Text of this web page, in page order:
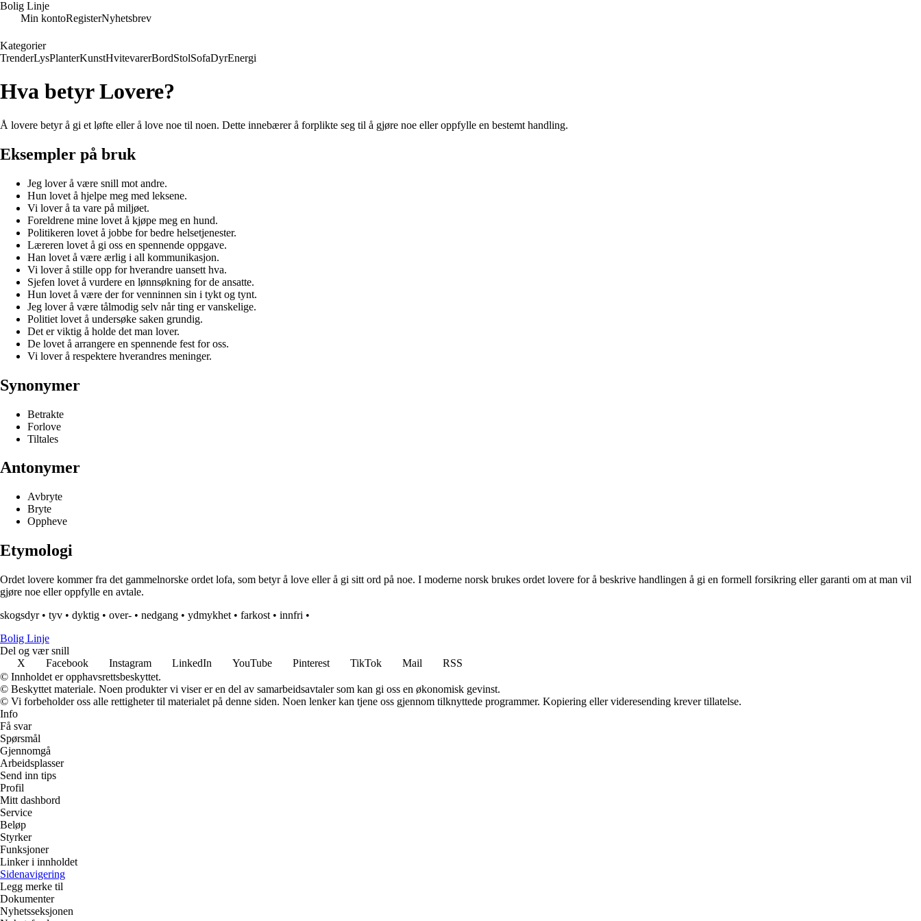
Bolig Linje
Min kontoRegisterNyhetsbrev
Kategorier
TrenderLysPlanterKunstHvitevarerBordStolSofaDyrEnergi
Hva betyr Lovere?
Å lovere betyr å gi et løfte eller å love noe til noen. Dette innebærer å forplikte seg til å gjøre noe eller oppfylle en bestemt handling.
Eksempler på bruk
Jeg lover å være snill mot andre.
Hun lovet å hjelpe meg med leksene.
Vi lover å ta vare på miljøet.
Foreldrene mine lovet å kjøpe meg en hund.
Politikeren lovet å jobbe for bedre helsetjenester.
Læreren lovet å gi oss en spennende oppgave.
Han lovet å være ærlig i all kommunikasjon.
Vi lover å stille opp for hverandre uansett hva.
Sjefen lovet å vurdere en lønnsøkning for de ansatte.
Hun lovet å være der for venninnen sin i tykt og tynt.
Jeg lover å være tålmodig selv når ting er vanskelige.
Politiet lovet å undersøke saken grundig.
Det er viktig å holde det man lover.
De lovet å arrangere en spennende fest for oss.
Vi lover å respektere hverandres meninger.
Synonymer
Betrakte
Forlove
Tiltales
Antonymer
Avbryte
Bryte
Oppheve
Etymologi
Ordet lovere kommer fra det gammelnorske ordet lofa, som betyr å love eller å gi sitt ord på noe. I moderne norsk brukes ordet lovere for å beskrive handlingen å gi en formell forsikring eller garanti om at man vil
gjøre noe eller oppfylle en avtale.
skogsdyr• tyv • dyktig • over- • nedgang • ydmykhet • farkost • innfri •
Bolig Linje
Del og vær snill
X
Facebook Instagram LinkedIn YouTube Pinterest TikTok Mail
RSS
© Innholdet er opphavsrettsbeskyttet.
© Beskyttet materiale. Noen produkter vi viser er en del av samarbeidsavtaler som kan gi oss en økonomisk gevinst.
© Vi forbeholder oss alle rettigheter til materialet på denne siden. Noen lenker kan tjene oss gjennom tilknyttede programmer. Kopiering eller videresending krever tillatelse.
Info
Få svar
Spørsmål
Gjennomgå
Arbeidsplasser
Send inn tips
Profil
Mitt dashbord
Service
Beløp
Styrker
Funksjoner
Linker i innholdet
Sidenavigering
Legg merke til
Dokumenter
Nyhetsseksjonen